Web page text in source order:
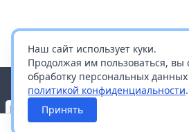
Наш сайт использует куки.
Продолжая им пользоваться, вы
обработку персональных данных
политикой конфиденциальности.
Принять